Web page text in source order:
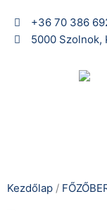
content
+36 70 386
5000 Szolnok,
Kezdőlap /